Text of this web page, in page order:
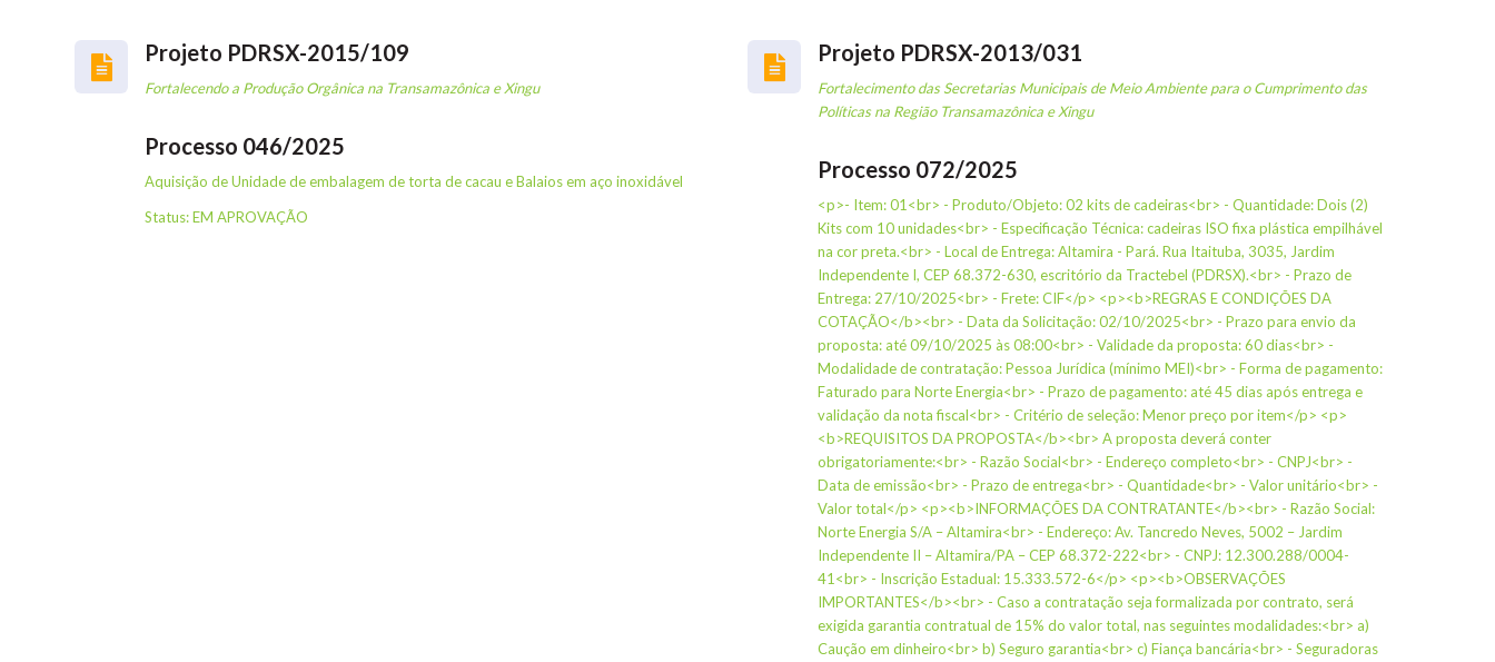
Projeto PDRSX-2015/109
Fortalecendo a Produção Orgânica na Transamazônica e Xingu
Processo 046/2025
Aquisição de Unidade de embalagem de torta de cacau e Balaios em aço inoxidável
Status: EM APROVAÇÃO
Projeto PDRSX-2013/031
Fortalecimento das Secretarias Municipais de Meio Ambiente para o Cumprimento das
Políticas na Região Transamazônica e Xingu
Processo 072/2025
<p>- Item: 01<br> - Produto/Objeto: 02 kits de cadeiras<br> - Quantidade: Dois (2)
Kits com 10 unidades<br> - Especificação Técnica: cadeiras ISO fixa plástica empilhável
na cor preta.<br> - Local de Entrega: Altamira - Pará. Rua Itaituba, 3035, Jardim
Independente I, CEP 68.372-630, escritório da Tractebel (PDRSX).<br> - Prazo de
Entrega: 27/10/2025<br> - Frete: CIF</p> <p><b>REGRAS E CONDIÇÕES DA
COTAÇÃO</b><br> - Data da Solicitação: 02/10/2025<br> - Prazo para envio da
proposta: até 09/10/2025 às 08:00<br> - Validade da proposta: 60 dias<br> -
Modalidade de contratação: Pessoa Jurídica (mínimo MEI)<br> - Forma de pagamento:
Faturado para Norte Energia<br> - Prazo de pagamento: até 45 dias após entrega e
validação da nota fiscal<br> - Critério de seleção: Menor preço por item</p> <p>
<b>REQUISITOS DA PROPOSTA</b><br> A proposta deverá conter
obrigatoriamente:<br> - Razão Social<br> - Endereço completo<br> - CNPJ<br> -
Data de emissão<br> - Prazo de entrega<br> - Quantidade<br> - Valor unitário<br> -
Valor total</p> <p><b>INFORMAÇÕES DA CONTRATANTE</b><br> - Razão Social:
Norte Energia S/A – Altamira<br> - Endereço: Av. Tancredo Neves, 5002 – Jardim
Independente II – Altamira/PA – CEP 68.372-222<br> - CNPJ: 12.300.288/0004-
41<br> - Inscrição Estadual: 15.333.572-6</p> <p><b>OBSERVAÇÕES
IMPORTANTES</b><br> - Caso a contratação seja formalizada por contrato, será
exigida garantia contratual de 15% do valor total, nas seguintes modalidades:<br> a)
Caução em dinheiro<br> b) Seguro garantia<br> c) Fiança bancária<br> - Seguradoras